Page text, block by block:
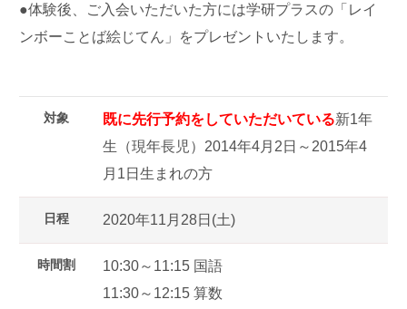
●体験後、ご入会いただいた方には学研プラスの「レイ
ンボーことば絵じてん」をプレゼントいたします。
対象 既に先行予約をしていただいている新1年
生（現年長児）2014年4月2日～2015年4
月1日生まれの方
日程 2020年11月28日(土)
時間割
10:30～11:15 国語
11:30～12:15 算数